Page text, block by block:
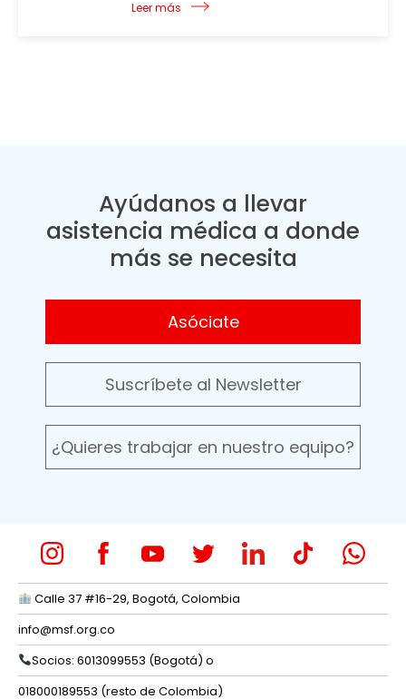
Leer más
Ayúdanos a llevar
asistencia médica a donde
más se necesita
Asóciate
Suscríbete al Newsletter
¿Quieres trabajar en nuestro equipo?
Calle 37 #16-29, Bogotá, Colombia
info@msf.org.co
Socios: 6013099553 (Bogotá) o
018000189553 (resto de Colombia)